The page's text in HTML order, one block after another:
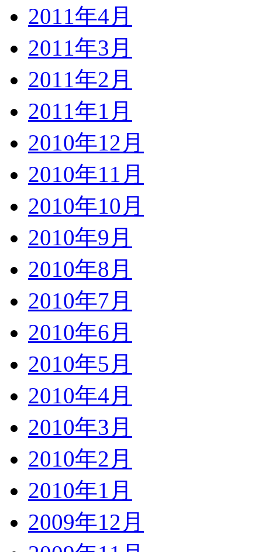
2011年4月
2011年3月
2011年2月
2011年1月
2010年12月
2010年11月
2010年10月
2010年9月
2010年8月
2010年7月
2010年6月
2010年5月
2010年4月
2010年3月
2010年2月
2010年1月
2009年12月